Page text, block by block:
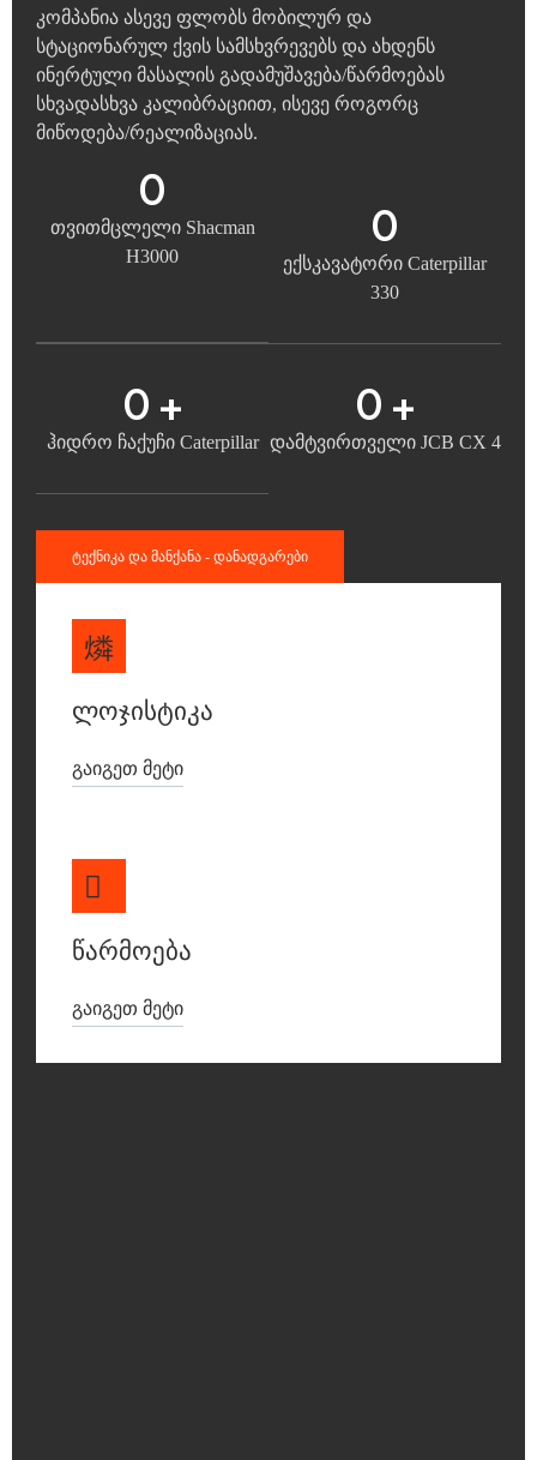
კომპანია ასევე ფლობს მობილურ და
სტაციონარულ ქვის სამსხვრევებს და ახდენს
ინერტული მასალის გადამუშავება/წარმოებას
სხვადასხვა კალიბრაციით, ისევე როგორც
მიწოდება/რეალიზაციას.
0
თვითმცლელი Shacman
H3000
0
ექსკავატორი Caterpillar
330
0 +
ჰიდრო ჩაქუჩი Caterpillar
0 +
დამტვირთველი JCB CX 4
Ტექნიკა Და Მანქანა - Დანადგარები
Ლოჯისტიკა
Გაიგეთ Მეტი
Წარმოება
Გაიგეთ Მეტი